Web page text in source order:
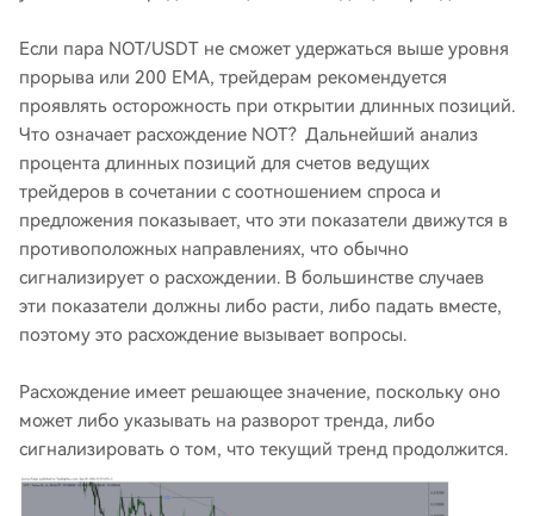
Если пара NOT/USDT не сможет удержаться выше уровня
прорыва или 200 EMA, трейдерам рекомендуется
проявлять осторожность при открытии длинных позиций.
Что означает расхождение NOT? Дальнейший анализ
процента длинных позиций для счетов ведущих
трейдеров в сочетании с соотношением спроса и
предложения показывает, что эти показатели движутся в
противоположных направлениях, что обычно
сигнализирует о расхождении. В большинстве случаев
эти показатели должны либо расти, либо падать вместе,
поэтому это расхождение вызывает вопросы.
Расхождение имеет решающее значение, поскольку оно
может либо указывать на разворот тренда, либо
сигнализировать о том, что текущий тренд продолжится.